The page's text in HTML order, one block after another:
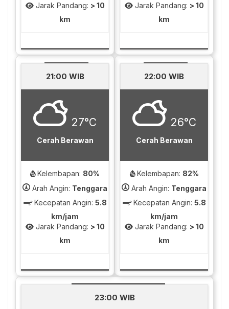
Jarak Pandang: > 10
km
Jarak Pandang: > 10
km
21:00 WIB
27°C
Cerah Berawan
Kelembapan: 80%
Arah Angin: Tenggara
Kecepatan Angin: 5.8
km/jam
Jarak Pandang: > 10
km
22:00 WIB
26°C
Cerah Berawan
Kelembapan: 82%
Arah Angin: Tenggara
Kecepatan Angin: 5.8
km/jam
Jarak Pandang: > 10
km
23:00 WIB